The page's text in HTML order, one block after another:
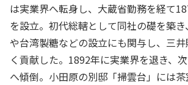
は実業界へ転身し、大蔵省勤務を経て
を設立。初代総轄として同社の礎を築
や台湾製糖などの設立にも関与し、三
く貢献した。1892年に実業界を退き、
へ傾倒。小田原の別邸「掃雲台」には